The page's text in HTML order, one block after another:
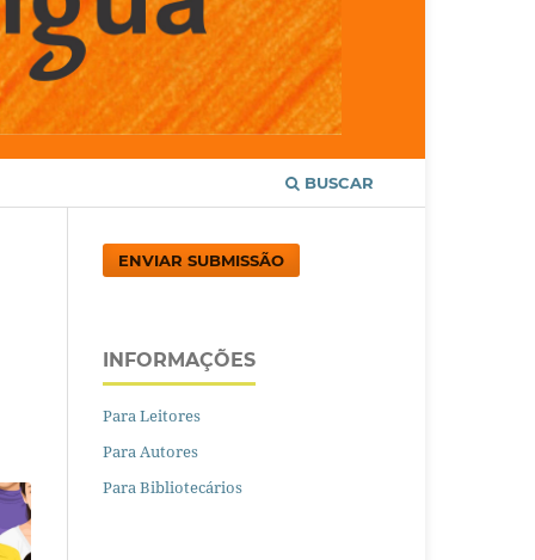
BUSCAR
ENVIAR SUBMISSÃO
INFORMAÇÕES
Para Leitores
Para Autores
Para Bibliotecários